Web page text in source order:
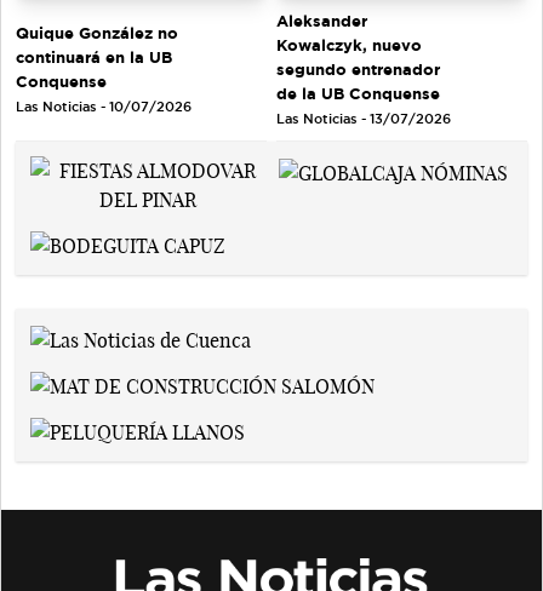
Quique González no
continuará en la UB
Conquense
Las Noticias - 10/07/2026
Aleksander
Kowalczyk, nuevo
segundo entrenador
de la UB Conquense
Las Noticias - 13/07/2026